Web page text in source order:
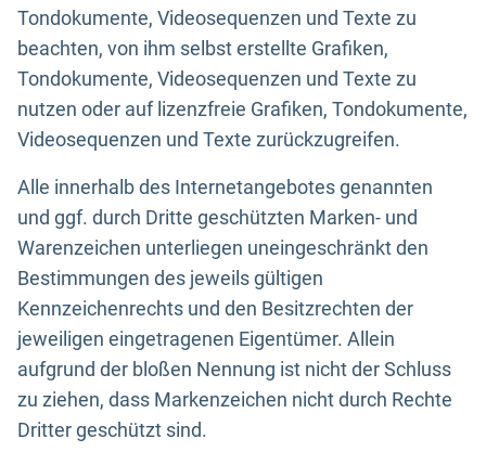
Tondokumente, Videosequenzen und Texte zu
beachten, von ihm selbst erstellte Grafiken,
Tondokumente, Videosequenzen und Texte zu
nutzen oder auf lizenzfreie Grafiken, Tondokumente,
Videosequenzen und Texte zurückzugreifen.
Alle innerhalb des Internetangebotes genannten
und ggf. durch Dritte geschützten Marken- und
Warenzeichen unterliegen uneingeschränkt den
Bestimmungen des jeweils gültigen
Kennzeichenrechts und den Besitzrechten der
jeweiligen eingetragenen Eigentümer. Allein
aufgrund der bloßen Nennung ist nicht der Schluss
zu ziehen, dass Markenzeichen nicht durch Rechte
Dritter geschützt sind.